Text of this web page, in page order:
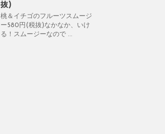
抜)
桃＆イチゴのフルーツスムージ
ー580円(税抜)なかなか、いけ
る！スムージーなので ...